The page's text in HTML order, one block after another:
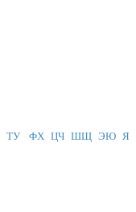
ТУ ФХ ЦЧ ШЩ ЭЮ Я